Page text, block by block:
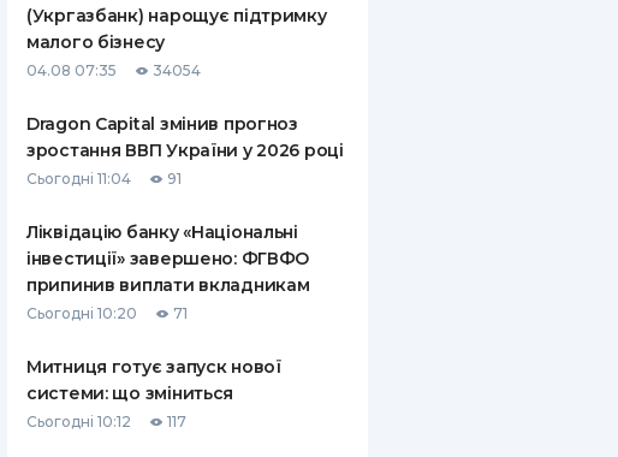
ПУТІВНИКИ ПО
СТРАХОВІ КОМПАНІЇ
КОМПАНІЇ
КОНТАКТИ
(Укргазбанк) нарощує підтримку
малого бізнесу
04.08 07:35 34054
Dragon Capital змінив прогноз
зростання ВВП України у 2026 році
Сьогодні 11:04 91
Ліквідацію банку «Національні
інвестиції» завершено: ФГВФО
припинив виплати вкладникам
Сьогодні 10:20 71
Митниця готує запуск нової
системи: що зміниться
Сьогодні 10:12 117